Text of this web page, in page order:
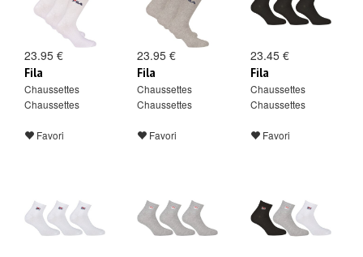
23.95 €
Fila
Chaussettes
Chaussettes
Favori
23.95 €
Fila
Chaussettes
Chaussettes
Favori
23.45 €
Fila
Chaussettes
Chaussettes
Favori